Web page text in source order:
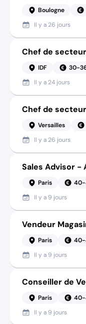
Boulogne
Il y a 26 jours
Chef de
IDF
30-
Il y a 24 jours
Chef de
Versailles
Il y a 26 jours
Sales Advisor -
Paris
40-
Il y a 9 jours
Vendeur
Paris
40-
Il y a 9 jours
Conseiller de
Paris
40-
Il y a 9 jours